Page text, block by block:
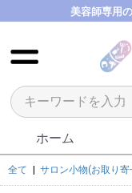
美容師専用
ホーム
全て サロン小物(お取り寄